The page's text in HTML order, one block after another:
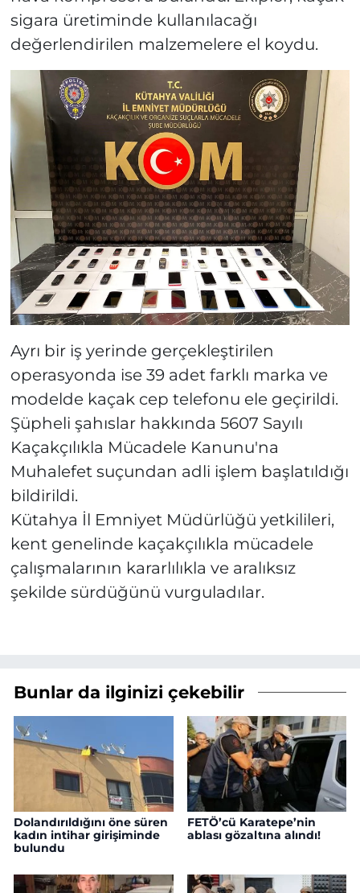
sigara üretiminde kullanılacağı
değerlendirilen malzemelere el koydu.
Ayrı bir iş yerinde gerçekleştirilen
operasyonda ise 39 adet farklı marka ve
modelde kaçak cep telefonu ele geçirildi.
Şüpheli şahıslar hakkında 5607 Sayılı
Kaçakçılıkla Mücadele Kanunu'na
Muhalefet suçundan adli işlem başlatıldığı
bildirildi.
Kütahya İl Emniyet Müdürlüğü yetkilileri,
kent genelinde kaçakçılıkla mücadele
çalışmalarının kararlılıkla ve aralıksız
şekilde sürdüğünü vurguladılar.
Bunlar da ilginizi çekebilir
Dolandırıldığını öne süren
kadın intihar girişiminde
bulundu
FETÖ’cü Karatepe’nin
ablası gözaltına alındı!